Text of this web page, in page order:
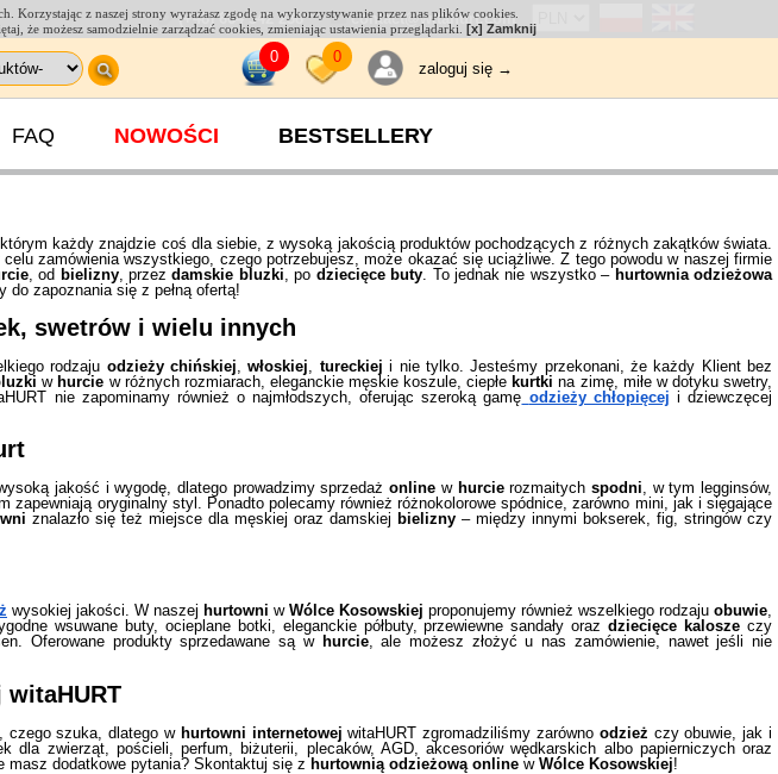
Korzystając z naszej strony wyrażasz zgodę na wykorzystywanie przez nas plików cookies.
że możesz samodzielnie zarządzać cookies, zmieniając ustawienia przeglądarki. [x] Zamknij
(+48) 664 542 238 contact@witahurt.com
0 0
zaloguj się →
FAQ NOWOŚCI BESTSELLERY
każdy znajdzie coś dla siebie, z wysoką jakością produktów pochodzących z różnych zakątków świata.
celu zamówienia wszystkiego, czego potrzebujesz, może okazać się uciążliwe. Z tego powodu w naszej firmie
, od bielizny, przezdamskie bluzki , po dziecięce buty . To jednak nie wszystko – hurtownia odzieżowa
do zapoznania się z pełną ofertą!
swetrów i wielu innych
rodzaju odzieży chińskiej ,włoskiej tureckieji nie tylko. Jesteśmy przekonani, że każdy Klient bez
whurcie w różnych rozmiarach, eleganckie męskie koszule, ciepłekurtkina zimę, miłe w dotyku swetry,
nie zapominamy również o najmłodszych, oferując szeroką gamę odzieży chłopięcej i dziewczęcej
jakość i wygodę, dlatego prowadzimy sprzedażonline w hurcierozmaitych spodni, w tym legginsów,
oryginalny styl. Ponadto polecamy również różnokolorowe spódnice, zarówno mini, jak i sięgające
znalazło się też miejsce dla męskiej oraz damskiej bielizny – między innymi bokserek, fig, stringów czy
wysokiej jakości. W naszej hurtowni w Wólce Kosowskiej proponujemy również wszelkiego rodzaju obuwie,
wsuwane buty, ocieplane botki, eleganckie półbuty, przewiewne sandały orazdziecięce kaloszeczy
Oferowane produkty sprzedawane są w hurcie, ale możesz złożyć u nas zamówienie, nawet jeśli nie
witaHURT
czego szuka, dlatego w hurtowni internetowejwitaHURT zgromadziliśmy zarówno odzież czy obuwie, jak i
dla zwierząt, pościeli, perfum, biżuterii, plecaków, AGD, akcesoriów wędkarskich albo papierniczych oraz
masz dodatkowe pytania? Skontaktuj się zhurtownią odzieżową online w Wólce Kosowskiej!